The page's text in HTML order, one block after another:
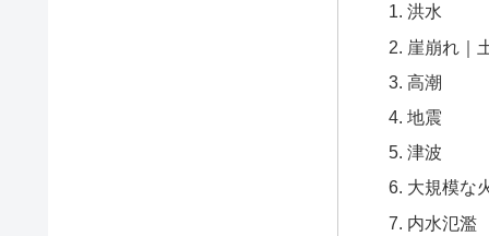
洪水
崖崩れ｜
高潮
地震
津波
大規模な
内水氾濫